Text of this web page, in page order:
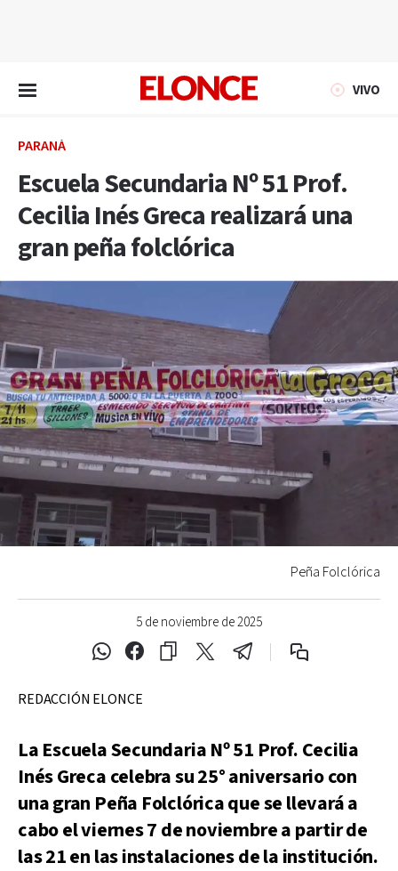
VIVO
PARANÁ
Escuela Secundaria Nº 51 Prof.
Cecilia Inés Greca realizará una
gran peña folclórica
5 de noviembre de 2025
Peña Folclórica
REDACCIÓN ELONCE
La Escuela Secundaria Nº 51 Prof. Cecilia
Inés Greca celebra su 25° aniversario con
una gran Peña Folclórica que se llevará a
cabo el viernes 7 de noviembre a partir de
las 21 en las instalaciones de la institución.